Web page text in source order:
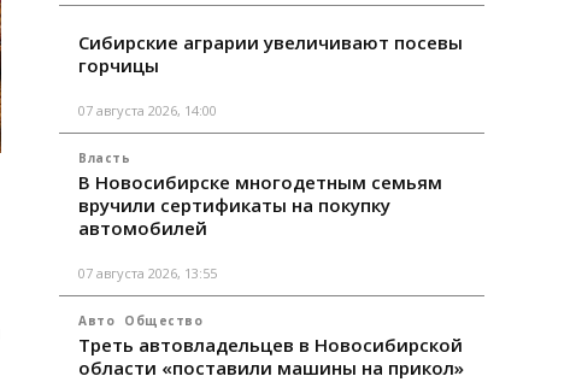
Сибирские аграрии увеличивают посевы
горчицы
07 августа 2026, 14:00
Власть
В Новосибирске многодетным семьям
вручили сертификаты на покупку
автомобилей
07 августа 2026, 13:55
Авто Общество
Треть автовладельцев в Новосибирской
области «поставили машины на прикол»